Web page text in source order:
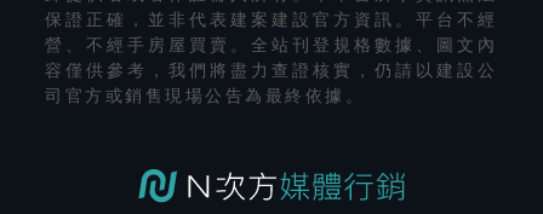
保證正確，並非代表建案建設官方資訊。平台不經
營、不經手房屋買賣。全站刊登規格數據、圖文內
容僅供參考，我們將盡力查證核實，仍請以建設公
司官方或銷售現場公告為最終依據。